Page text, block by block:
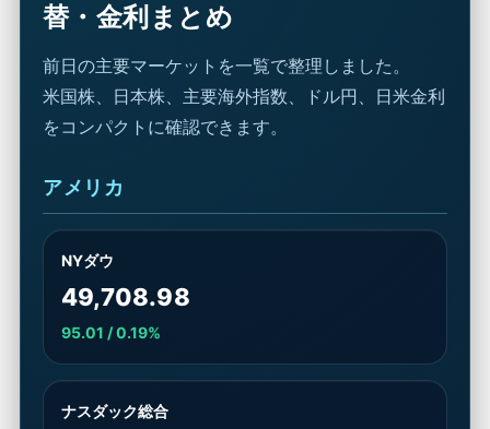
替・金利まとめ
前日の主要マーケットを一覧で整理しました。
米国株、日本株、主要海外指数、ドル円、日米金利
をコンパクトに確認できます。
アメリカ
NYダウ
49,708.98
95.01 / 0.19%
ナスダック総合